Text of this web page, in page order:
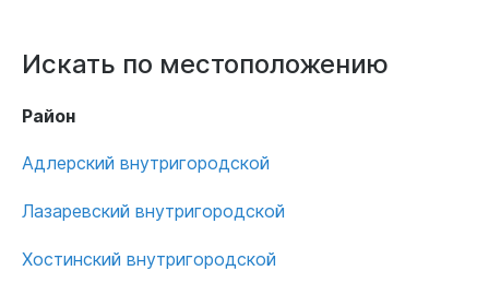
Искать по местоположению
Район
Адлерский внутригородской
Лазаревский внутригородской
Хостинский внутригородской